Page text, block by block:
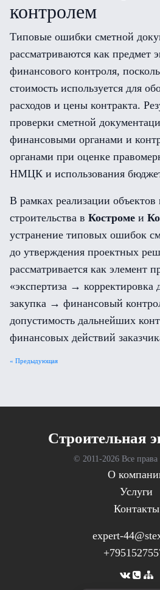
контролем
Типовые ошибки сметной
рассматриваются как предмет
финансового контроля,
стоимость используется для
расходов и цены контракта.
проверки сметной
финансовыми органами и
органами при оценке
НМЦК и использования
В рамках реализации объектов
строительства в Костроме и
устранение типовых ошибок
до утверждения проектных
рассматривается как элемент
«экспертиза →
закупка → финансовый
допустимость дальнейших
финансовых действий
« Предыдующая
Cтроительная
© 2011-2026 Все
О
Услуги
Контакты
expert-